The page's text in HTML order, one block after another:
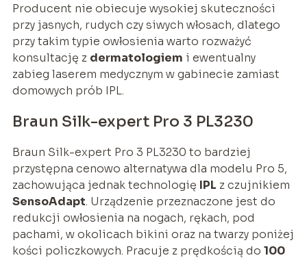
Producent nie obiecuje wysokiej skuteczności
przy jasnych, rudych czy siwych włosach, dlatego
przy takim typie owłosienia warto rozważyć
konsultację z dermatologiem i ewentualny
zabieg laserem medycznym w gabinecie zamiast
domowych prób IPL.
Braun Silk-expert Pro 3 PL3230
Braun Silk-expert Pro 3 PL3230 to bardziej
przystępna cenowo alternatywa dla modelu Pro 5,
zachowująca jednak technologię IPL z czujnikiem
SensoAdapt. Urządzenie przeznaczone jest do
redukcji owłosienia na nogach, rękach, pod
pachami, w okolicach bikini oraz na twarzy poniżej
kości policzkowych. Pracuje z prędkością do 100